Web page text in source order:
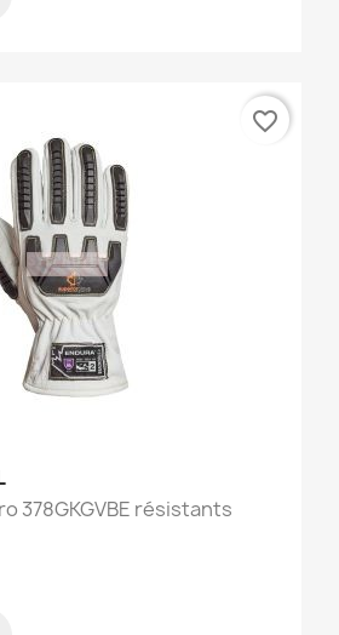
378GKGVBE résistants
favorite_border